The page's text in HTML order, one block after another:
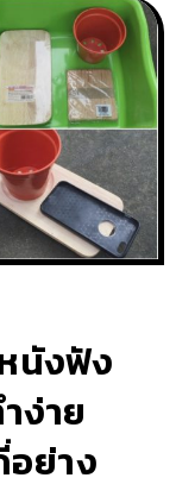
นังฟัง
ง่าย
อย่าง